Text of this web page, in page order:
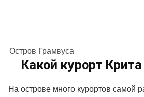
Остров Грамвуса
Какой курорт
На острове много курортов самой